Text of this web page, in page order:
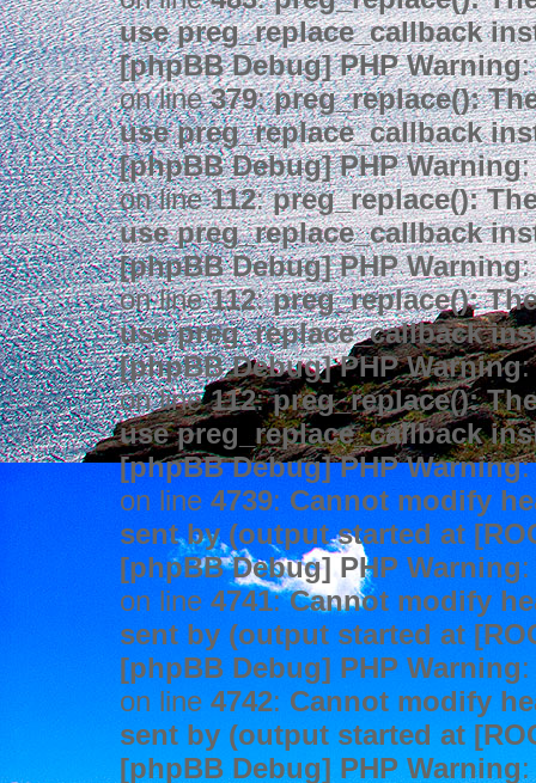
use preg_replace_callback
[phpBB Debug] PHP Warning:
on line379:preg_replace():
use preg_replace_callback
[phpBB Debug] PHP Warning:
on line112:preg_replace():
use preg_replace_callback
[phpBB Debug] PHP Warning:
on line112:preg_replace():
use preg_replace_callback
[phpBB Debug] PHP Warning
on line112:preg_replace():
use preg_replace_callback
[phpBB Debug] PHP Warning:
on line 4739: Cannot modify
sent by (output started at
[phpBB Debug] PHP Warning
on line 4741:Cannot modify
sent by (output started at
[phpBB Debug] PHP Warning
on line 4742: Cannot modify
sent by (output started at
[phpBB Debug] PHP Warning